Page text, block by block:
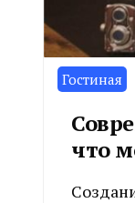
Гостиная
что